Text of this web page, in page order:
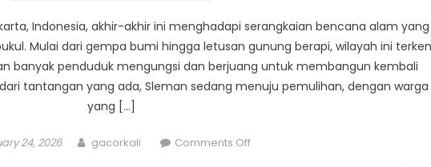
Indonesia, akhir-akhir ini menghadapi serangkaian bencana alam yang
Mulai dari gempa bumi hingga letusan gunung berapi, wilayah ini
banyak penduduk mengungsi dan berjuang untuk membangun kembali
tantangan yang ada, Sleman sedang menuju pemulihan, dengan warga
yang […]
24, 2026 Author
gacorkali Comments Offon